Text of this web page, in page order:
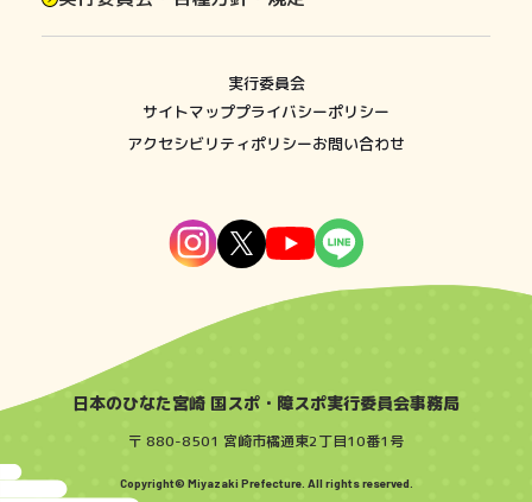
実行委員会
サイトマッププライバシーポリシー
アクセシビリティポリシーお問い合わせ
日本のひなた宮崎 国スポ・障スポ実行委員会事務局
〒 880-8501 宮崎市橘通東2丁目10番1号
Copyright© Miyazaki Prefecture. All rights reserved.